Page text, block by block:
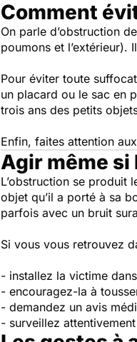
Comment
On parle d’obstruction
poumons et l’extérieur).
Pour éviter toute
un placard ou le sac en
trois ans des petits
Enfin, faites attention aux
Agir même
L’obstruction se produit
objet qu’il a porté à sa
parfois avec un bruit
Si vous vous retrouvez
- installez la victime
- encouragez-la à
- demandez un avis
- surveillez